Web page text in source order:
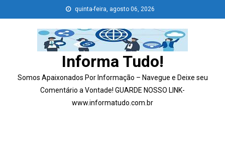
to
quinta-feira, agosto 06, 2026
Informa Tudo!
Somos Apaixonados Por Informação – Navegue e Deixe seu
Comentário a Vontade! GUARDE NOSSO LINK-
www.informatudo.com.br